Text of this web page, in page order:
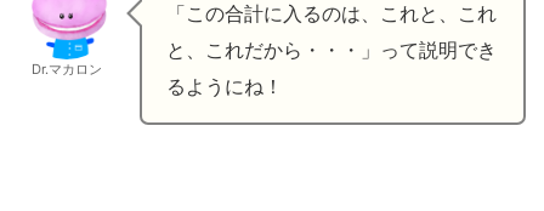
Dr.マカロン
「この合計に入るのは、これと、これ
と、これだから・・・」って説明でき
るようにね！